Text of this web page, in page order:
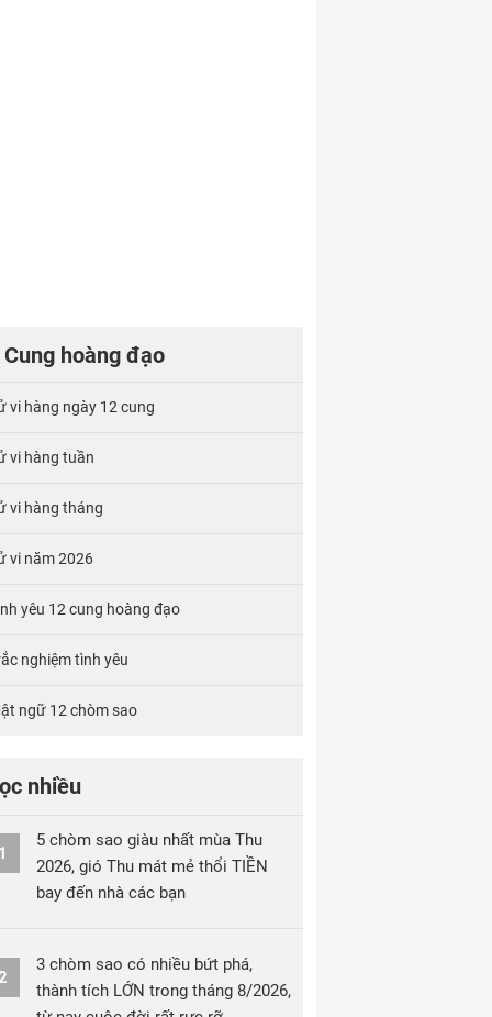
Cung hoàng đạo
vi hàng ngày 12 cung
vi hàng tuần
vi hàng tháng
vi năm 2026
yêu 12 cung hoàng đạo
nghiệm tình yêu
ngữ 12 chòm sao
nhiều
5 chòm sao giàu nhất mùa Thu
2026, gió Thu mát mẻ thổi TIỀN
bay đến nhà các bạn
3 chòm sao có nhiều bứt phá,
thành tích LỚN trong tháng 8/2026,